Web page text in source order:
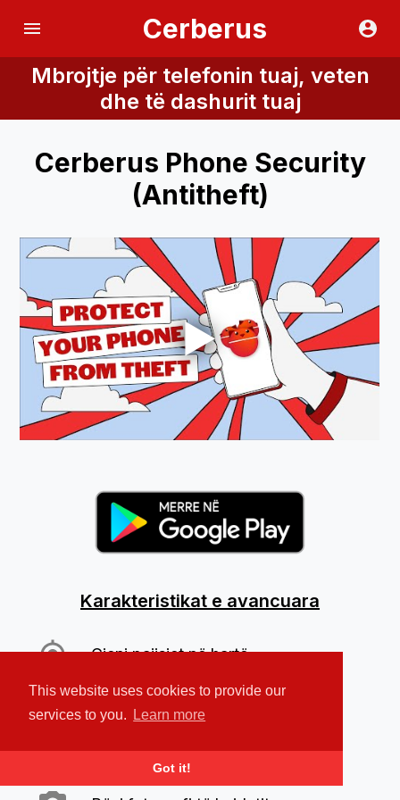
This website uses cookies to provide our
services to you.
Learn more
Got it!
Cerberus
Mbrojtje për telefonin tuaj, veten
dhe të dashurit tuaj
Cerberus Phone Security
(Antitheft)
Karakteristikat e avancuara
Gjeni pajisjet në hartë
Nis alarmin
Blloko dhe fshi të dhënat